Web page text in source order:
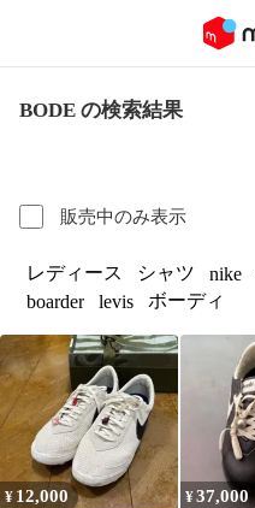
BODE の検索結果
販売中のみ表示
レディース シャツ nike
boarder
levis ボーディ
¥ 12,000 ¥37,000